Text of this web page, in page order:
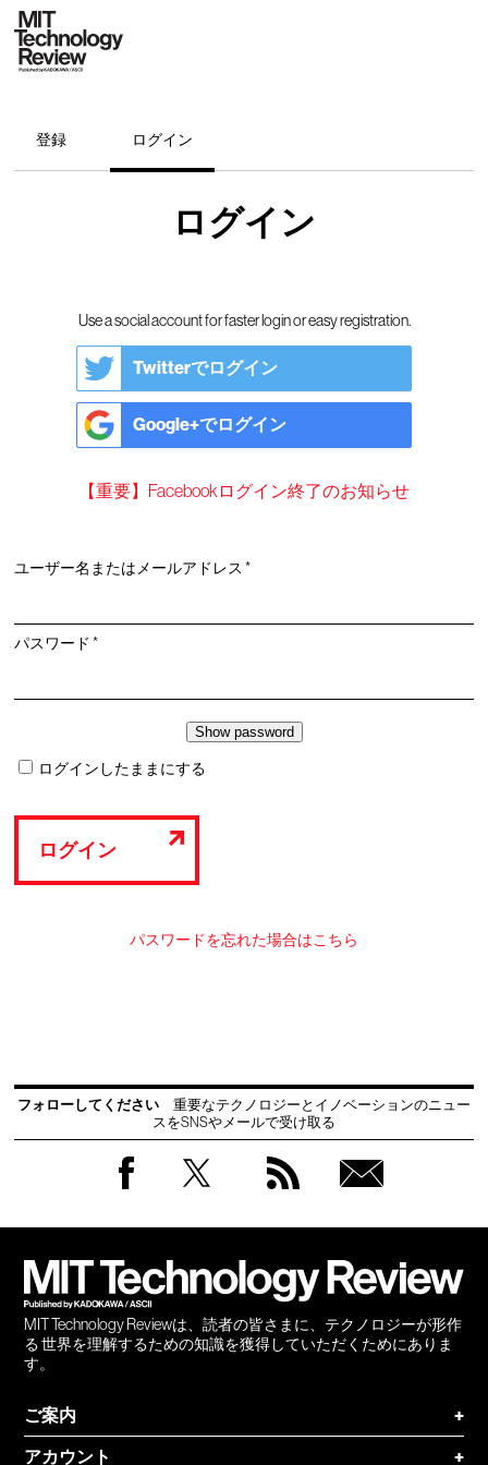
登録 ログイン
ログイン
Use a social account for faster login or easy registration.
Twitterでログイン
Google+でログイン
【重要】Facebookログイン終了のお知らせ
ユーザー名またはメールアドレス*必
パスワード*必
ログインしたままにする
ログイン
パスワードを忘れた場合はこちら
フォローしてください
重要なテクノロジーとイノベーションのニュー
スをSNSやメールで受け取る
MIT Technology Reviewは、読者の皆さまに、テクノロジーが形作
る 世界を理解するための知識を獲得していただくためにありま
す。
ご案内
+
アカウント
+